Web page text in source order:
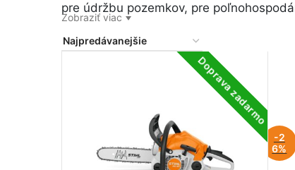
pre údržbu pozemkov, pre
Zobraziť viac
Doprava zadarmo
-2
6%